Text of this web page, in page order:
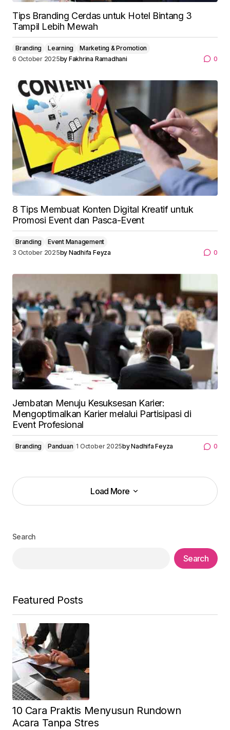
Tips Branding Cerdas untuk Hotel Bintang 3
Tampil Lebih Mewah
Branding Learning
Marketing & Promotion
6 October 2025by Fakhrina Ramadhani 0
8 Tips Membuat Konten Digital Kreatif untuk
Promosi Event dan Pasca-Event
Branding
Event Management
3 October 2025by Nadhifa Feyza 0
Jembatan Menuju Kesuksesan Karier:
Mengoptimalkan Karier melalui Partisipasi di
Event Profesional
Branding Panduan 1 October 2025byNadhifa Feyza 0
Load More
Load More
Search
Search
Featured Posts
10 Cara Praktis Menyusun Rundown
Acara Tanpa Stres